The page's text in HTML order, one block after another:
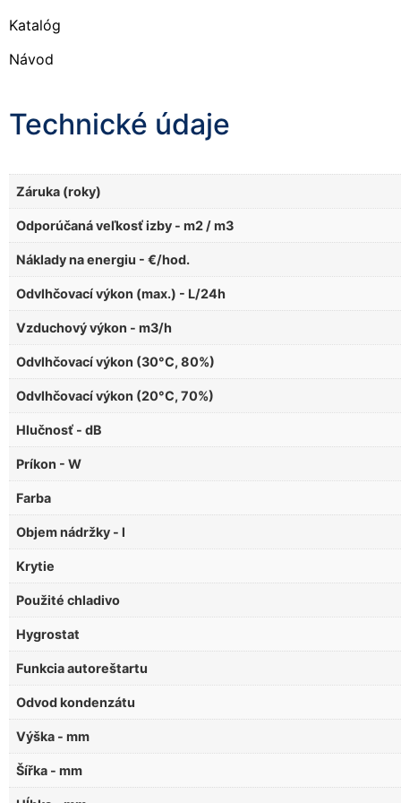
Katalóg
Návod
Technické údaje
Záruka (roky)
Odporúčaná veľkosť izby - m2 / m3
Náklady na energiu - €/hod.
Odvlhčovací výkon (max.) - L/24h
Vzduchový výkon - m3/h
Odvlhčovací výkon (30°C, 80%)
Odvlhčovací výkon (20°C, 70%)
Hlučnosť - dB
Príkon - W
Farba
Objem nádržky - l
Krytie
Použité chladivo
Hygrostat
Funkcia autoreštartu
Odvod kondenzátu
Výška - mm
Šířka - mm